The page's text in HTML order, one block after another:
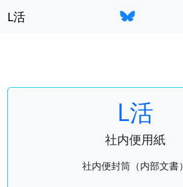
L活
L活
社内便用紙
社内便封筒（内部文書）